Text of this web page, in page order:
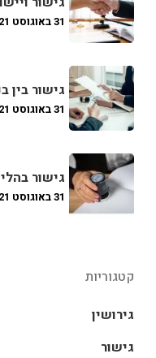
31 באוגוסט 2021
גישור בין
31 באוגוסט 2021
גישור
31 באוגוסט 2021
קטגוריות
גירושין
גישור